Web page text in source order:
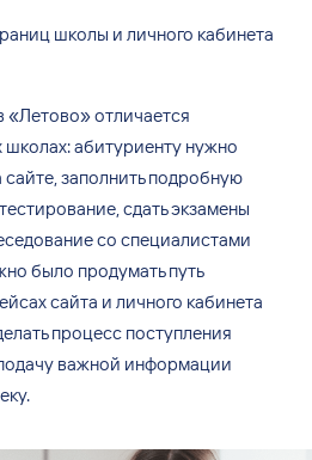
школы и личного кабинета
«Летово» отличается
школах: абитуриенту нужно
сайте, заполнить подробную
сдать экзамены
со специалистами
было продумать путь
сайта и личного кабинета
процесс поступления
важной информации